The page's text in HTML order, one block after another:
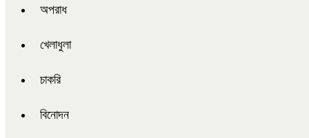
অপরাধ
খেলাধুলা
চাকরি
বিনোদন